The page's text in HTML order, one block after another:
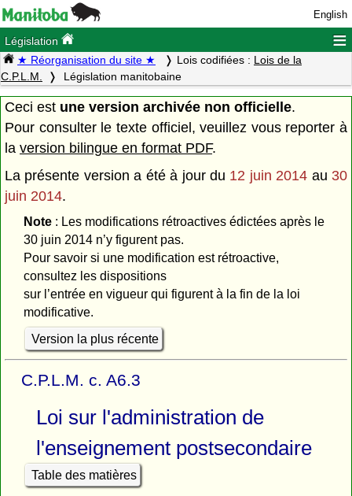
English
Législation ≡
★ Réorganisation du site ★ Lois codifiées : Lois de la
C.P.L.M.
Législation manitobaine
Ceci est une version archivée non officielle.
Pour consulter le texte officiel, veuillez vous reporter à
la version bilingue en format PDF.
La présente version a été à jour du 12 juin 2014 au 30
juin 2014.
Note: Les modifications rétroactives édictées après le
30 juin 2014 n’y figurent pas.
Pour savoir si une modification est rétroactive,
consultez les dispositions
sur l’entrée en vigueur qui figurent à la fin de la loi
modificative.
Version la plus récente
C.P.L.M. c. A6.3
Loi sur l'administration de
l'enseignement postsecondaire
Table des matières